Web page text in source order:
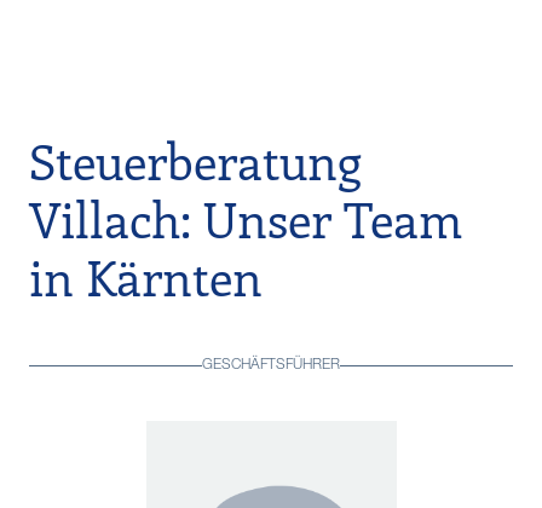
Steuerberatung
Villach: Unser Team
in Kärnten
GESCHÄFTSFÜHRER